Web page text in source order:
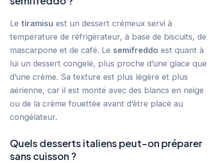
Le tiramisu est un dessert crémeux servi à
température de réfrigérateur, à base de biscuits, de
mascarpone et de café. Le semifreddo est quant à
lui un dessert congelé, plus proche d’une glace que
d’une crème. Sa texture est plus légère et plus
aérienne, car il est monté avec des blancs en neige
ou de la crème fouettée avant d’être placé au
congélateur.
Quels desserts italiens peut-on préparer
sans cuisson ?